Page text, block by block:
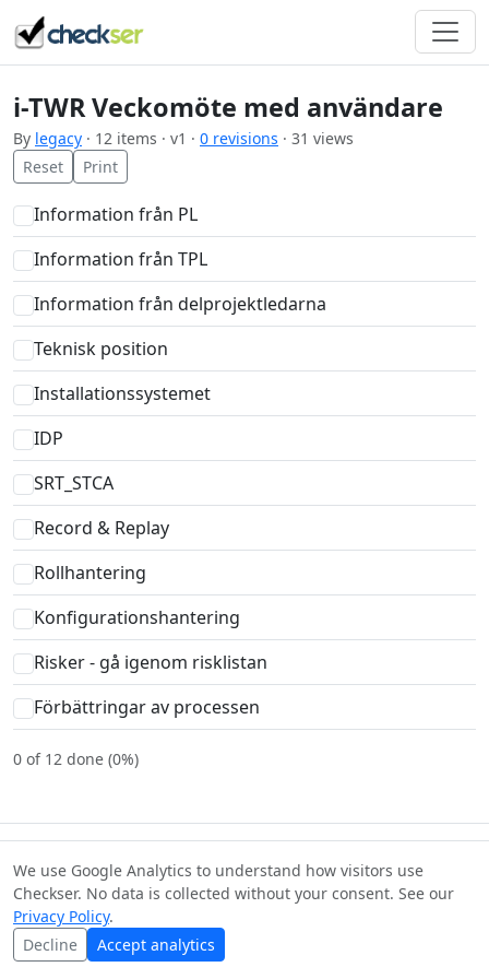
i-TWR Veckomöte med användare
By legacy · 12 items · v1 · 0 revisions · 31 views
Reset
Print
Information från PL
Information från TPL
Information från delprojektledarna
Teknisk position
Installationssystemet
IDP
SRT_STCA
Record & Replay
Rollhantering
Konfigurationshantering
Risker - gå igenom risklistan
Förbättringar av processen
0 of 12 done (0%)
© Checkser — The world's best checklists, built together.
Content licensed under CC BY-SA 4.0 · Privacy·
Copyright
We use Google Analytics to understand how visitors use
Checkser. No data is collected without your consent. See our
Privacy Policy.
Decline
Accept analytics